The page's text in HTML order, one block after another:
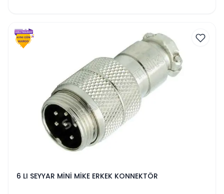
6 LI SEYYAR MİNİ MİKE ERKEK KONNEKTÖR